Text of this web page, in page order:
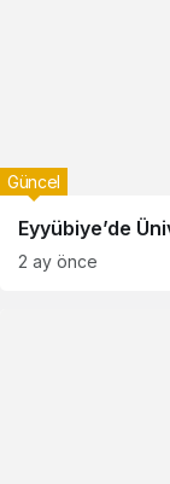
Eyyübiye’de
Güncel
2 ay önce